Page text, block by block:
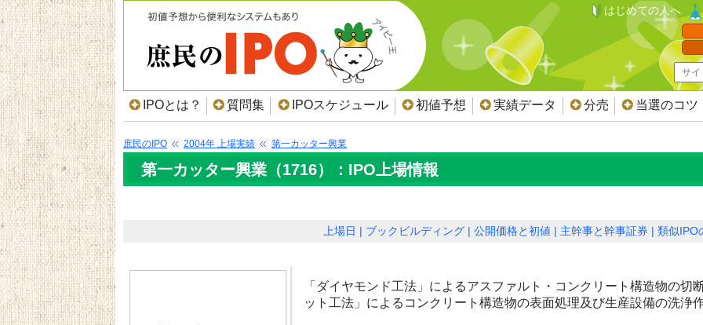
はじめての人へ
IPOとは？ 質問集 IPOスケジュール 初値予想 実績データ 分売 当選のコツ
庶民のIPO 2004年 上場実績 第一カッター興業
第一カッター興業（1716）：IPO上場情報
上場日 ブックビルディング 公開価格と初値 主幹事と幹事証券 類似IPO
「ダイヤモンド工法」によるアスファルト・コンクリート構造物の
ット工法」によるコンクリート構造物の表面処理及び生産設備の洗浄